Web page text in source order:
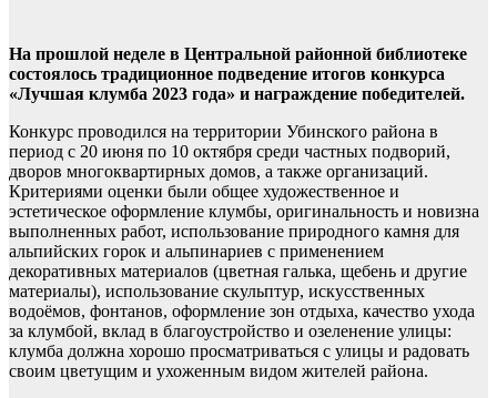
На прошлой неделе в Центральной районной библиотеке
состоялось традиционное подведение итогов конкурса
«Лучшая клумба 2023 года» и награждение победителей.
Конкурс проводился на территории Убинского района в
период с 20 июня по 10 октября среди частных подворий,
дворов многоквартирных домов, а также организаций.
Критериями оценки были общее художественное и
эстетическое оформление клумбы, оригинальность и новизна
выполненных работ, использование природного камня для
альпийских горок и альпинариев с применением
декоративных материалов (цветная галька, щебень и другие
материалы), использование скульптур, искусственных
водоёмов, фонтанов, оформление зон отдыха, качество ухода
за клумбой, вклад в благоустройство и озеленение улицы:
клумба должна хорошо просматриваться с улицы и радовать
своим цветущим и ухоженным видом жителей района.